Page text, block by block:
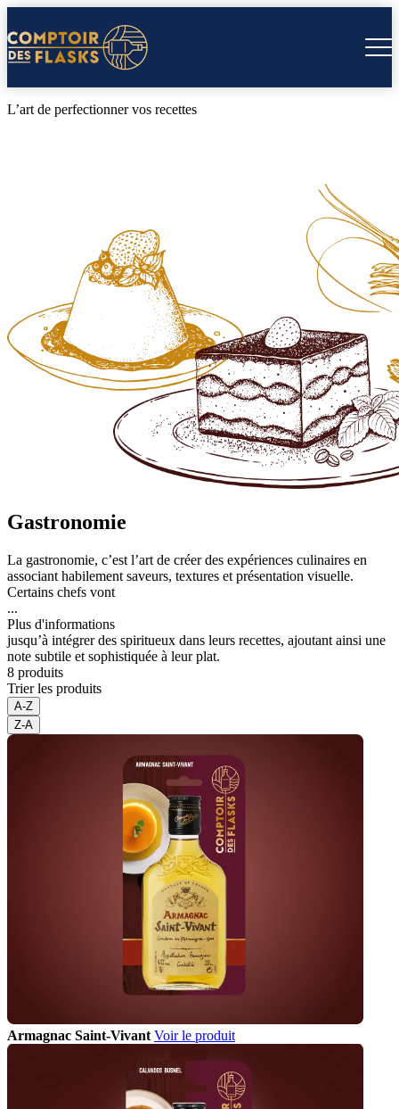
L’art de perfectionner vos recettes
Gastronomie
La gastronomie, c’est l’art de créer des expériences culinaires en
associant habilement saveurs, textures et présentation visuelle.
Certains chefs vont
...
Plus d'informations
jusqu’à intégrer des spiritueux dans leurs recettes, ajoutant ainsi une
note subtile et sophistiquée à leur plat.
8 produits
Trier les produits
A-Z
Z-A
Armagnac Saint-Vivant Voir le produit